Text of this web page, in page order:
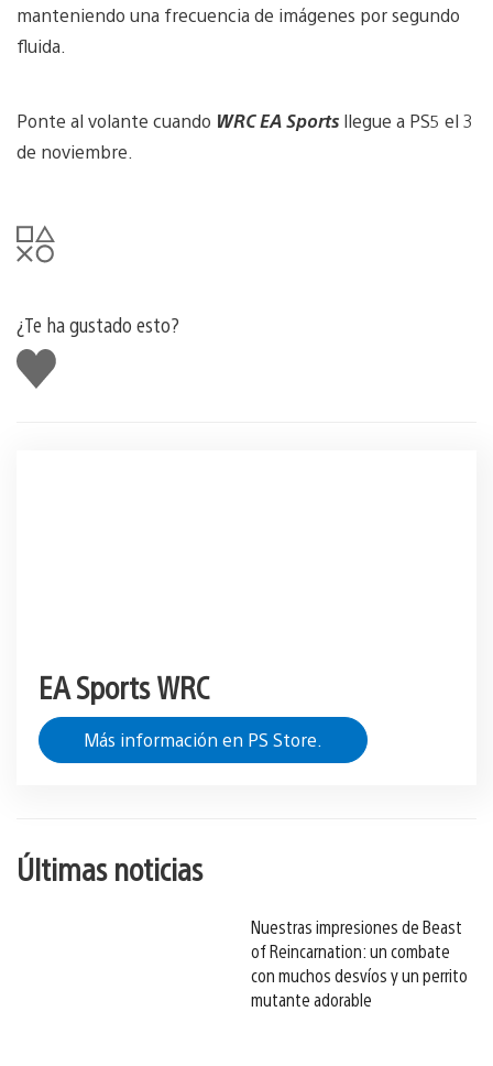
manteniendo una frecuencia de imágenes por segundo
fluida.
Ponte al volante cuando WRC EA Sports llegue a PS5 el 3
de noviembre.
¿Te ha gustado esto?
Me
gusta
esto
EA Sports WRC
Más información en PS Store.
Últimas noticias
Nuestras impresiones de Beast
of Reincarnation: un combate
con muchos desvíos y un perrito
mutante adorable